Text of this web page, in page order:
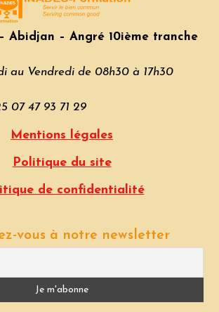
Abidjan – Angré 10ième tranche
au Vendredi de 08h30 à 17h30
07 47 93 71 29
Mentions légales
Politique du site
de confidentialité
vous à notre newsletter